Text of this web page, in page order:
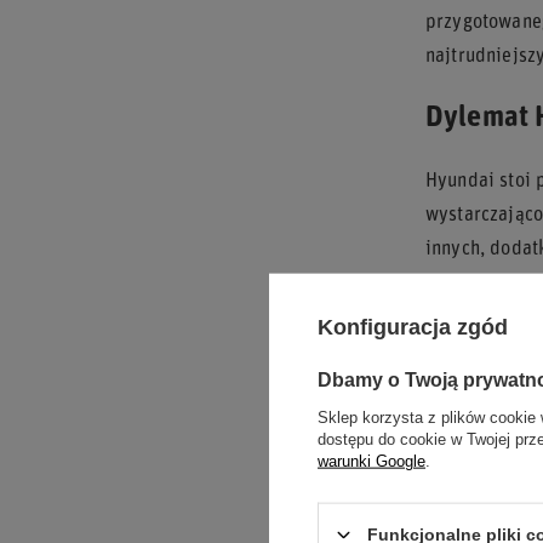
Dylemat
Hyundai stoi
innych,
Andrew
rzadko
Tu wchodzi
bywa lepszą
Konfiguracja zgód
Dbamy o Twoją
Sklep korzysta z plików cookie
dostępu do cookie w Twojej
warunki Google
Funkcjonalne pliki